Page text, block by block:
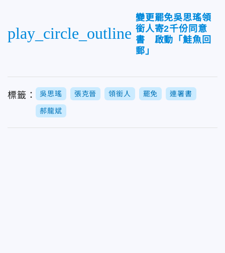
play_circle_outline
變更罷免吳思瑤領
銜人寄2千份同意
書 啟動「鮭魚回
郵」
標籤： 吳思瑤 張克晉 領銜人 罷免 連署書
郝龍斌